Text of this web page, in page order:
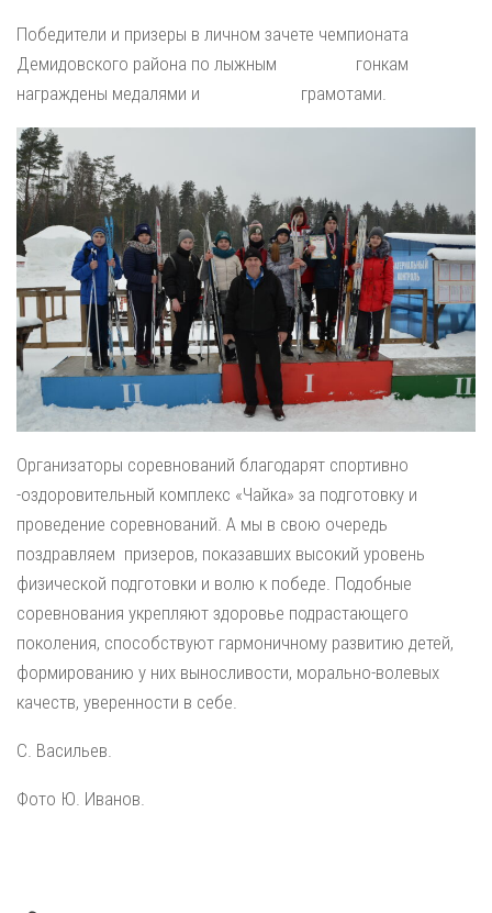
Победители и призеры в личном зачете чемпионата
Демидовского района по лыжным гонкам
награждены медалями и грамотами.
Организаторы соревнований благодарят спортивно
-оздоровительный комплекс «Чайка» за подготовку и
проведение соревнований. А мы в свою очередь
поздравляем призеров, показавших высокий уровень
физической подготовки и волю к победе. Подобные
соревнования укрепляют здоровье подрастающего
поколения, способствуют гармоничному развитию детей,
формированию у них выносливости, морально-волевых
качеств, уверенности в себе.
С. Васильев.
Фото Ю. Иванов.